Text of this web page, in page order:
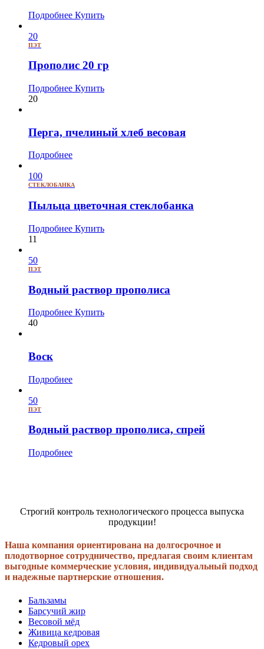
Подробнее Купить
20
ПЭТ
Прополис 20 гр
Подробнее Купить
20
Перга, пчелиный хлеб весовая
Подробнее
100
СТЕКЛОБАНКА
Пыльца цветочная стеклобанка
Подробнее Купить
11
50
ПЭТ
Водный раствор прополиса
Подробнее Купить
40
Воск
Подробнее
50
ПЭТ
Водный раствор прополиса, спрей
Подробнее
Строгий контроль технологического процесса выпуска
продукции!
Наша компания ориентирована на долгосрочное и
плодотворное сотрудничество, предлагая своим клиентам
выгодные коммерческие условия, индивидуальный подход
и надежные партнерские отношения.
Бальзамы
Барсучий жир
Весовой мёд
Живица кедровая
Кедровый орех